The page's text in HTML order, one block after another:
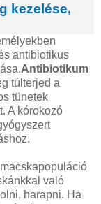
kezelése,
antibiotikus
Antibiotikum
túlterjed a
tünetek
A kórokozó
való
harapni. Ha